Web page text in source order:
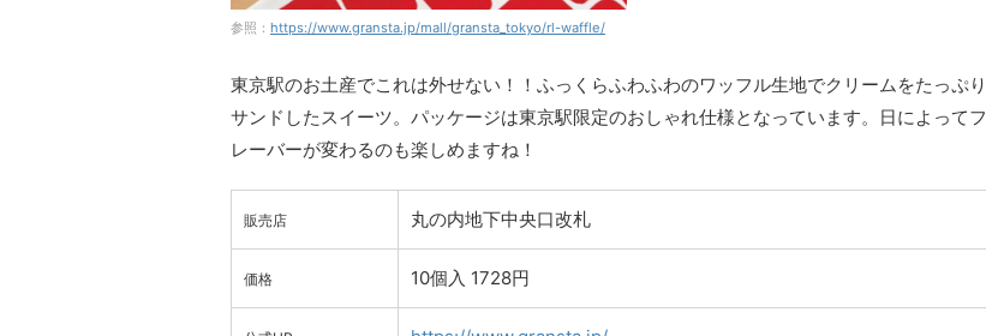
参照： https://www.gransta.jp/mall/gransta_tokyo/rl-waffle/
東京駅のお土産でこれは外せない！！ふっくらふわふわのワッフル生地でクリームをたっぷり
サンドしたスイーツ。パッケージは東京駅限定のおしゃれ仕様となっています。日によってフ
レーバーが変わるのも楽しめますね！
販売店 丸の内地下中央口改札
価格 10個入 1728円